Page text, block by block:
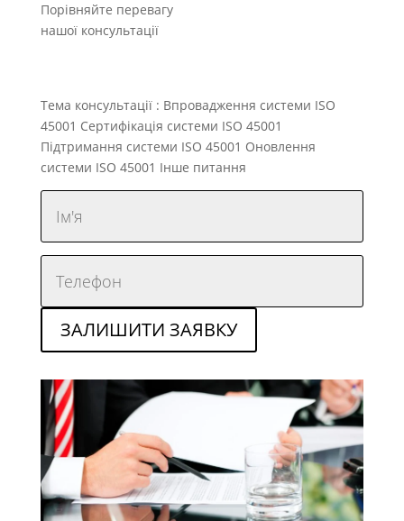
Порівняйте перевагу
нашої консультації
Тема консультації : Впровадження системи ISO
45001 Сертифікація системи ISO 45001
Підтримання системи ISO 45001 Оновлення
системи ISO 45001 Інше питання
ЗАЛИШИТИ ЗАЯВКУ